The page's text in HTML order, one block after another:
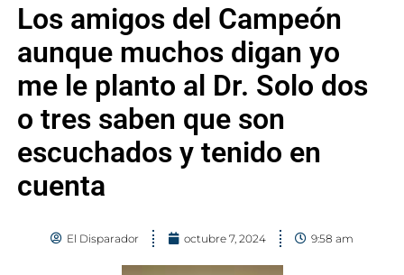
Los amigos del Campeón
aunque muchos digan yo
me le planto al Dr. Solo dos
o tres saben que son
escuchados y tenido en
cuenta
El Disparador octubre 7, 2024 9:58 am